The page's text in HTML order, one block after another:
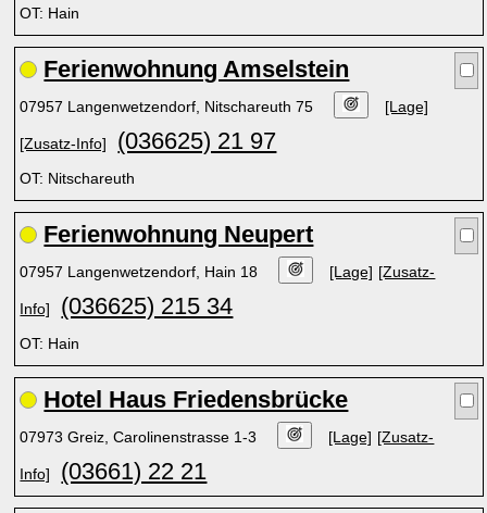
OT: Hain
Ferienwohnung Amselstein
07957 Langenwetzendorf, Nitschareuth 75 [Lage]
[Zusatz-Info] (036625) 21 97
OT: Nitschareuth
Ferienwohnung Neupert
07957 Langenwetzendorf, Hain 18 [Lage] [Zusatz-
Info] (036625) 215 34
OT: Hain
Hotel Haus Friedensbrücke
07973 Greiz, Carolinenstrasse 1-3 [Lage] [Zusatz-
Info] (03661) 22 21